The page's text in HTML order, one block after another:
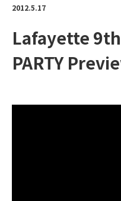
2012.5.17
Lafayette 9th
PARTY